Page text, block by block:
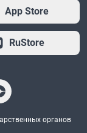
App Store
RuStore
органов